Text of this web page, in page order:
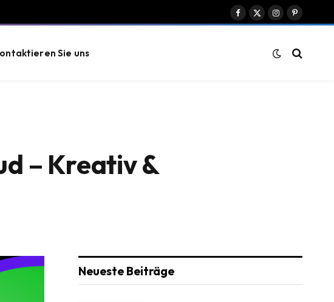
Facebook
X
InstagramPinterest
Sie uns
– Kreativ &
Neueste Beiträge